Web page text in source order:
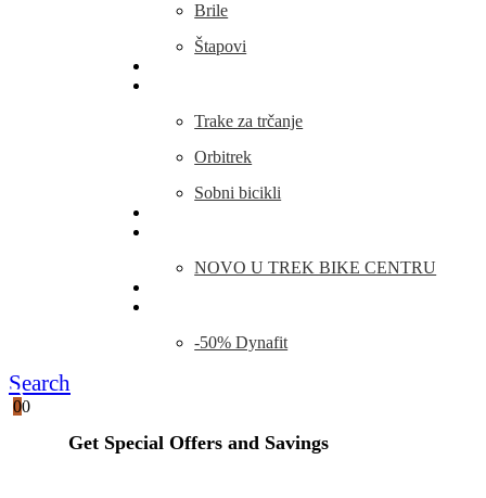
Brile
Štapovi
Trake za trčanje
Orbitrek
Sobni bicikli
NOVO U TREK BIKE CENTRU
-50% Dynafit
Search
00
Get Special Offers and Savings